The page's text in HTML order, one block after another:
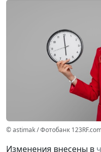
© astimak / Фотобанк
Изменения внесены в